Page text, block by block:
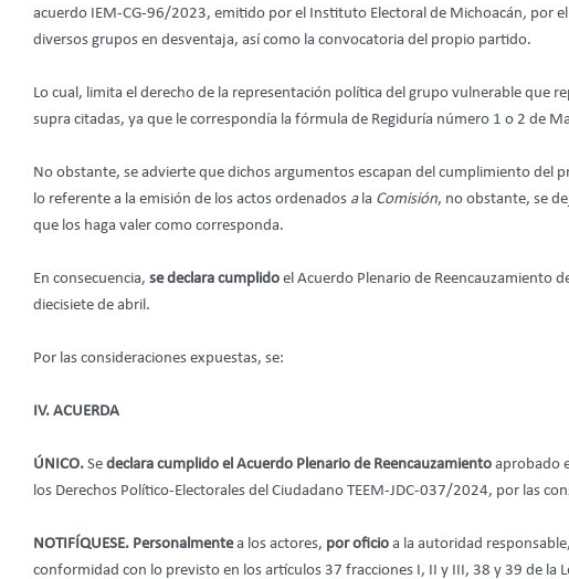
acuerdo IEM-CG-96/2023, emitido por el Instituto Electoral de Michoacán, por
diversos grupos en desventaja, así como la convocatoria del propio partido.
Lo cual, limita el derecho de la representación política del grupo vulnerable que
supra citadas, ya que le correspondía la fórmula de Regiduría número 1 o 2 de
No obstante, se advierte que dichos argumentos escapan del cumplimiento del
lo referente a la emisión de los actos ordenados a la Comisión, no obstante, se
que los haga valer como corresponda.
En consecuencia, se declara cumplido el Acuerdo Plenario de Reencauzamiento
diecisiete de abril.
Por las consideraciones expuestas, se:
IV. ACUERDA
ÚNICO. Se declara cumplido el Acuerdo Plenario de Reencauzamiento aprobado
los Derechos Político-Electorales del Ciudadano TEEM-JDC-037/2024, por las
NOTIFÍQUESE. Personalmentea los actores, por oficio a la autoridad
conformidad con lo previsto en los artículos 37 fracciones I, II y III, 38 y 39 de la